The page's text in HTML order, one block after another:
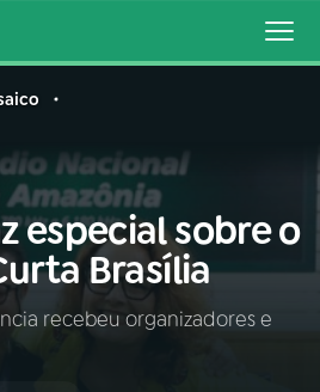
Buscar
especial sobre o
Brasília
recebeu organizadores e